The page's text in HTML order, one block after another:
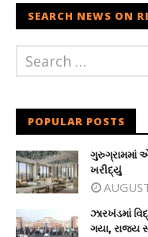
SEARCH NEWS ON
POPULAR POSTS
ગુરુગ્રામમાં
ખરીદ્યું
ઝારખંડમાં
ગયા, રાજ્ય